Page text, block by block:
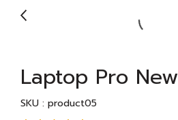
Laptop Pro New
SKU : product05